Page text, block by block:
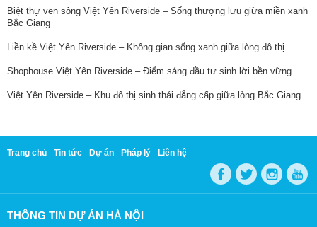
Biệt thự ven sông Việt Yên Riverside – Sống thượng lưu giữa miền xanh
Bắc Giang
Liền kề Việt Yên Riverside – Không gian sống xanh giữa lòng đô thị
Shophouse Việt Yên Riverside – Điểm sáng đầu tư sinh lời bền vững
Việt Yên Riverside – Khu đô thị sinh thái đẳng cấp giữa lòng Bắc Giang
Trang chủ Tin tức Dự án Pháp lý Liên hệ
THÔNG TIN DỰ ÁN HÀ NỘI